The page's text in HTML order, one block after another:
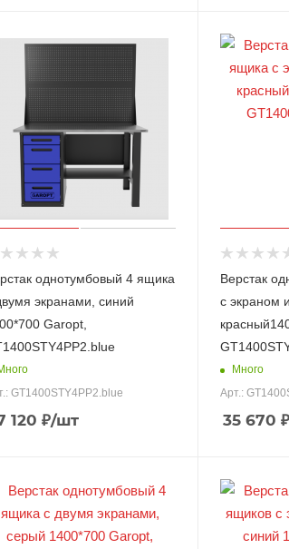
однотумбовый 4 ящика
экранами, синий
Garopt,
GT1400STY4PP2.blue
120 ₽/шт
Верстак
с экраном
Много
Арт.:
35 670 ₽